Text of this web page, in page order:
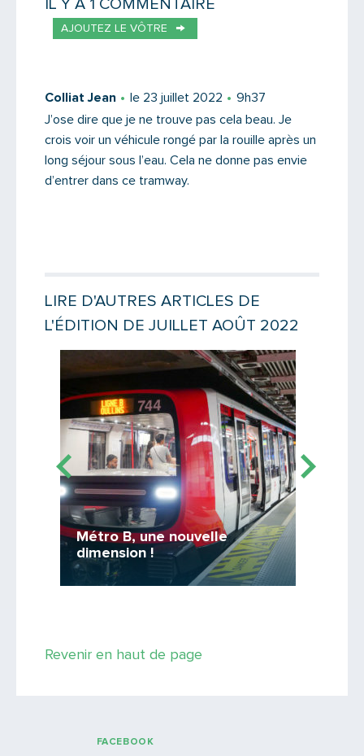
Message
Saisissez le code
PARTAGER
IL Y A 1 COMMENTAIRE
AJOUTEZ LE VÔTRE
Colliat Jean le 23 juillet 2022
9h37
J’ose dire que je ne trouve pas cela beau. Je
crois voir un véhicule rongé par la rouille après un
long séjour sous l’eau. Cela ne donne pas envie
d’entrer dans ce tramway.
LIRE D'AUTRES ARTICLES DE
L'ÉDITION DE JUILLET AOÛT 2022
Lire la suite
Métro B, une nouvelle
dimension !
Revenir en haut de page
FACEBOOK